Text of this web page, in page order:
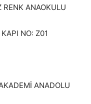
RENK ANAOKULU
NO: Z01
ANADOLU